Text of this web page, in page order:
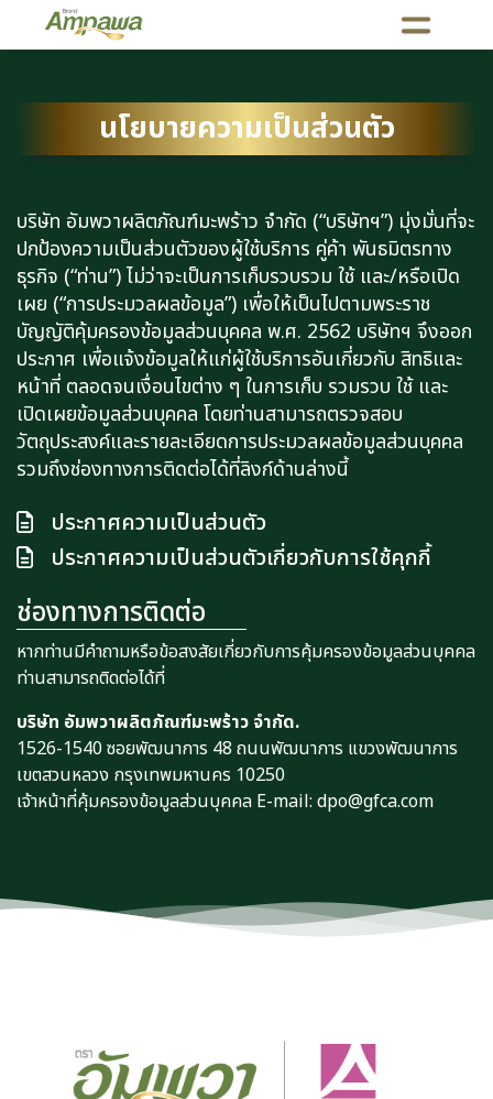
นโยบายความเป็นส่วนตัว
บริษัท อัมพวาผลิตภัณฑ์มะพร้าว จำกัด (“บริษัทฯ”) มุ่งมั่นที่จะ
ปกป้องความเป็นส่วนตัวของผู้ใช้บริการ คู่ค้า พันธมิตรทาง
ธุรกิจ (“ท่าน”) ไม่ว่าจะเป็นการเก็บรวบรวม ใช้ และ/หรือเปิด
เผย (“การประมวลผลข้อมูล”) เพื่อให้เป็นไปตามพระราช
บัญญัติคุ้มครองข้อมูลส่วนบุคคล พ.ศ. 2562 บริษัทฯ จึงออก
ประกาศ เพื่อแจ้งข้อมูลให้แก่ผู้ใช้บริการอันเกี่ยวกับ สิทธิและ
หน้าที่ ตลอดจนเงื่อนไขต่าง ๆ ในการเก็บ รวมรวบ ใช้ และ
เปิดเผยข้อมูลส่วนบุคคล โดยท่านสามารถตรวจสอบ
วัตถุประสงค์และรายละเอียดการประมวลผลข้อมูลส่วนบุคคล
รวมถึงช่องทางการติดต่อได้ที่ลิงก์ด้านล่างนี้
ประกาศความเป็นส่วนตัว
ประกาศความเป็นส่วนตัวเกี่ยวกับการใช้คุกกี้
ช่องทางการติดต่อ
หากท่านมีคำถามหรือข้อสงสัยเกี่ยวกับการคุ้มครองข้อมูลส่วนบุคคล
ท่านสามารถติดต่อได้ที่
บริษัท อัมพวาผลิตภัณฑ์มะพร้าว จำกัด.
1526-1540 ซอยพัฒนาการ 48 ถนนพัฒนาการ แขวงพัฒนาการ
เขตสวนหลวง กรุงเทพมหานคร 10250
เจ้าหน้าที่คุ้มครองข้อมูลส่วนบุคคล E-mail: dpo@gfca.com